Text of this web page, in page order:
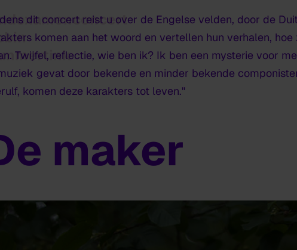
dit concert reist u over de Engelse velden, door de
komen aan het woord en vertellen hun verhalen,
Twijfel, reflectie, wie ben ik? Ik ben een mysterie voor
gevat door bekende en minder bekende
komen deze karakters tot leven."
maker